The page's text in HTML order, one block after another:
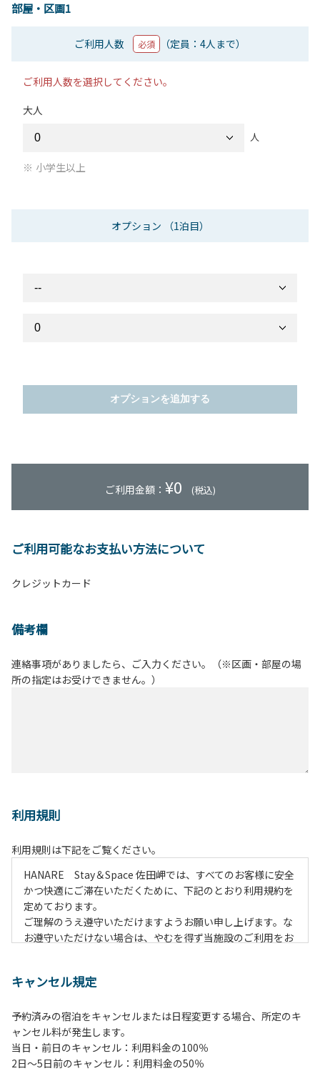
部屋・区画1
ご利用人数 必須 （定員：4人まで）
ご利用人数を選択してください。
大人
人
小学生以上
オプション （1泊目）
オプションを追加する
ご利用金額： ¥0 (税込)
ご利用可能なお支払い方法について
クレジットカード
備考欄
連絡事項がありましたら、ご入力ください。（※区画・部屋の場
所の指定はお受けできません。）
利用規則
利用規則は下記をご覧ください。
HANARE Stay＆Space 佐田岬では、すべてのお客様に安全
かつ快適にご滞在いただくために、下記のとおり利用規約を
定めております。
ご理解のうえ遵守いただけますようお願い申し上げます。な
お遵守いただけない場合は、やむを得ず当施設のご利用をお
項 】
す。
2.施設内は土間スペースを含めてすべてのエリアが禁煙で
す。喫煙される方は屋外にて携帯灰皿等ご持参のうえ喫煙く
ださい。
キャンセル規定
予約済みの宿泊をキャンセルまたは日程変更する場合、所定のキ
ャンセル料が発生します。
当日・前日のキャンセル：利用料金の100％
​2日～5日前のキャンセル：利用料金の50％